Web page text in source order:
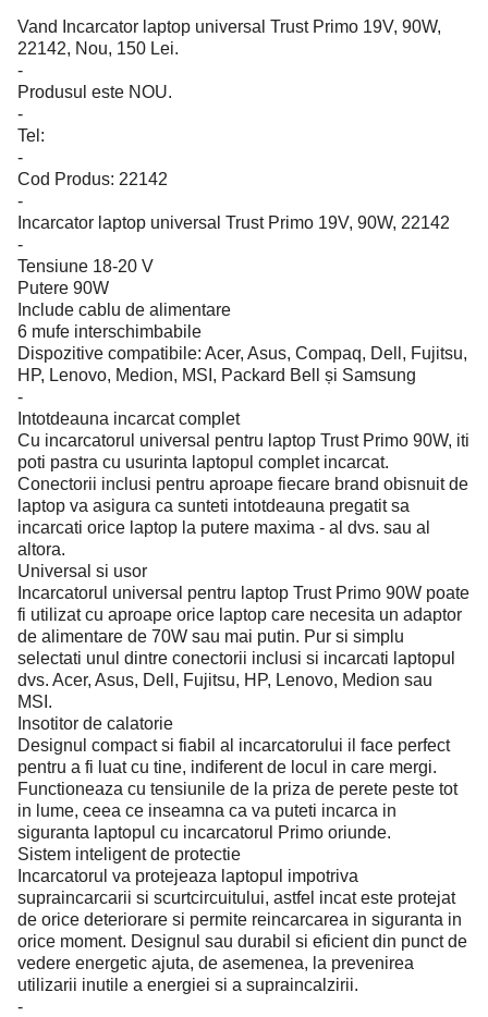
Vand Incarcator laptop universal Trust Primo 19V, 90W,
22142, Nou, 150 Lei.
-
Produsul este NOU.
-
Tel:
-
Cod Produs: 22142
-
Incarcator laptop universal Trust Primo 19V, 90W, 22142
-
Tensiune 18-20 V
Putere 90W
Include cablu de alimentare
6 mufe interschimbabile
Dispozitive compatibile: Acer, Asus, Compaq, Dell, Fujitsu,
HP, Lenovo, Medion, MSI, Packard Bell și Samsung
-
Intotdeauna incarcat complet
Cu incarcatorul universal pentru laptop Trust Primo 90W, iti
poti pastra cu usurinta laptopul complet incarcat.
Conectorii inclusi pentru aproape fiecare brand obisnuit de
laptop va asigura ca sunteti intotdeauna pregatit sa
incarcati orice laptop la putere maxima - al dvs. sau al
altora.
Universal si usor
Incarcatorul universal pentru laptop Trust Primo 90W poate
fi utilizat cu aproape orice laptop care necesita un adaptor
de alimentare de 70W sau mai putin. Pur si simplu
selectati unul dintre conectorii inclusi si incarcati laptopul
dvs. Acer, Asus, Dell, Fujitsu, HP, Lenovo, Medion sau
MSI.
Insotitor de calatorie
Designul compact si fiabil al incarcatorului il face perfect
pentru a fi luat cu tine, indiferent de locul in care mergi.
Functioneaza cu tensiunile de la priza de perete peste tot
in lume, ceea ce inseamna ca va puteti incarca in
siguranta laptopul cu incarcatorul Primo oriunde.
Sistem inteligent de protectie
Incarcatorul va protejeaza laptopul impotriva
supraincarcarii si scurtcircuitului, astfel incat este protejat
de orice deteriorare si permite reincarcarea in siguranta in
orice moment. Designul sau durabil si eficient din punct de
vedere energetic ajuta, de asemenea, la prevenirea
utilizarii inutile a energiei si a supraincalzirii.
-